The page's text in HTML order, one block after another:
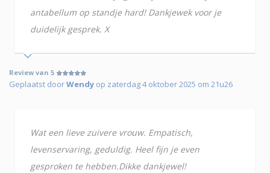
antabellum op standje hard! Dankjewek voor je
duidelijk gesprek. X
Review van 5
Geplaatst doorWendy op zaterdag 4 oktober 2025 om 21u26
Wat een lieve zuivere vrouw. Empatisch,
levenservaring, geduldig. Heel fijn je even
gesproken te hebben.Dikke dankjewel!